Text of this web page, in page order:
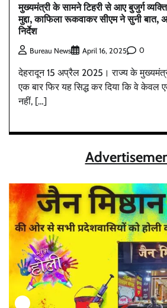
मुख्यमंत्री के सामने टिहरी से आए बुजुर्ग
मुद्दा, काफिला रूकवाकर सीएम ने सुनी बात,
निर्देश
Bureau News April 16, 2025 0
देहरादून 15 अप्रैल 2025‌। राज्य के
एक बार फिर यह सिद्ध कर दिया कि वे केवल
नहीं, […]